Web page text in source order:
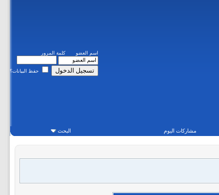
اسم العضو كلمة المرور
حفظ البيانات؟
مشاركات اليوم البحث